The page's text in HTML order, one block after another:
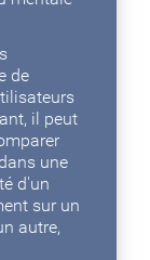
de
il peut
une
d'un
sur un
autre,